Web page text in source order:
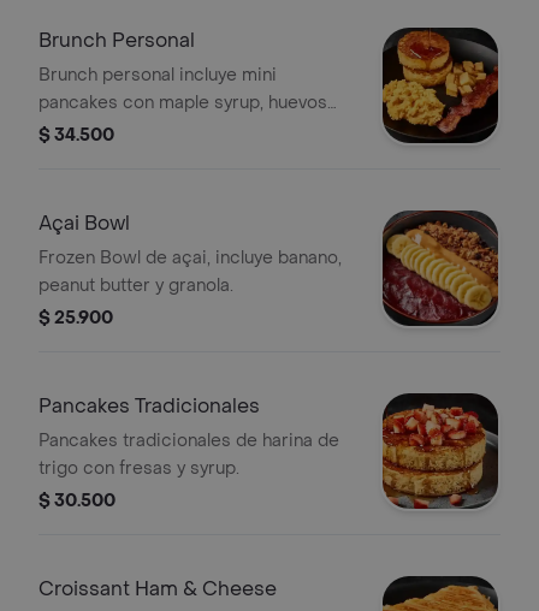
Brunch Personal
Brunch personal incluye mini
pancakes con maple syrup, huevos
revueltos, tocineta crocante y porción
$ 34.500
Açai Bowl
Frozen Bowl de açai, incluye banano,
peanut butter y granola.
$ 25.900
Pancakes Tradicionales
Pancakes tradicionales de harina de
trigo con fresas y syrup.
$ 30.500
Croissant Ham & Cheese